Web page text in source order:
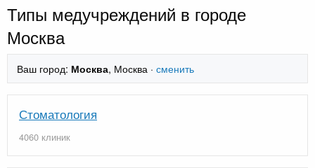
Типы медучреждений в городе
Москва
Ваш город: Москва, Москва · сменить
Стоматология
4060 клиник